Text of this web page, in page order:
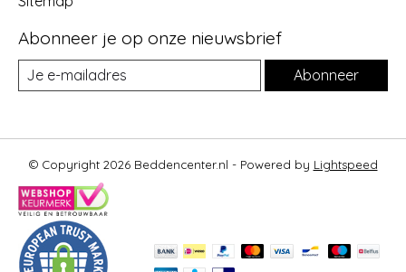
Abonneer je op onze nieuwsbrief
Abonneer
© Copyright 2026 Beddencenter.nl - Powered by Lightspeed